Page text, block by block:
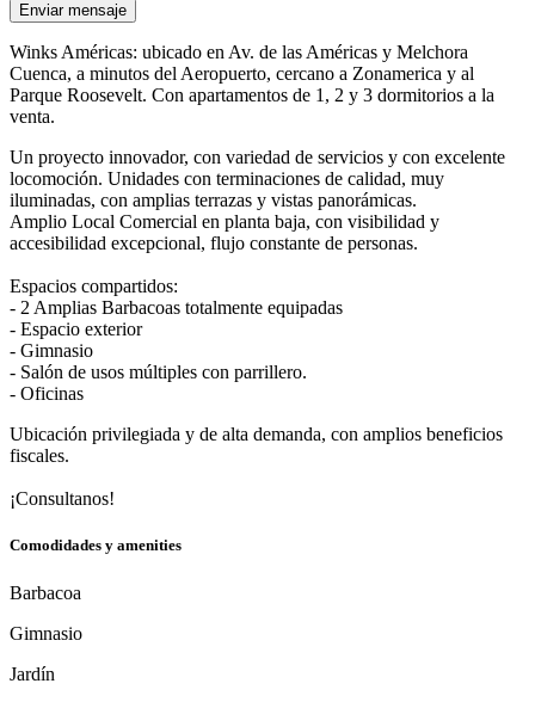
Enviar mensaje
Winks Américas: ubicado en Av. de las Américas y Melchora
Cuenca, a minutos del Aeropuerto, cercano a Zonamerica y al
Parque Roosevelt. Con apartamentos de 1, 2 y 3 dormitorios a la
venta.
Un proyecto innovador, con variedad de servicios y con excelente
locomoción. Unidades con terminaciones de calidad, muy
iluminadas, con amplias terrazas y vistas panorámicas.
Amplio Local Comercial en planta baja, con visibilidad y
accesibilidad excepcional, flujo constante de personas.
Espacios compartidos:
- 2 Amplias Barbacoas totalmente equipadas
- Espacio exterior
- Gimnasio
- Salón de usos múltiples con parrillero.
- Oficinas
Ubicación privilegiada y de alta demanda, con amplios beneficios
fiscales.
¡Consultanos!
Comodidades y amenities
Barbacoa
Gimnasio
Jardín